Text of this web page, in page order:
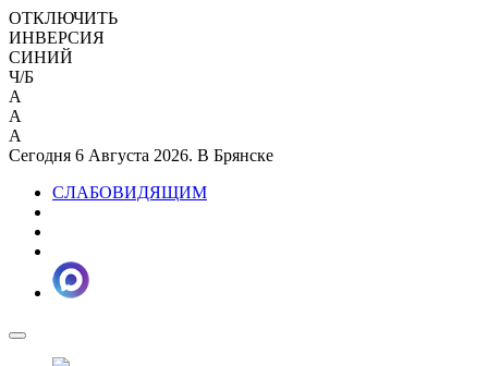
ОТКЛЮЧИТЬ
ИНВЕРСИЯ
СИНИЙ
Ч/Б
A
A
A
Сегодня 6 Августа 2026. В Брянске
СЛАБОВИДЯЩИМ